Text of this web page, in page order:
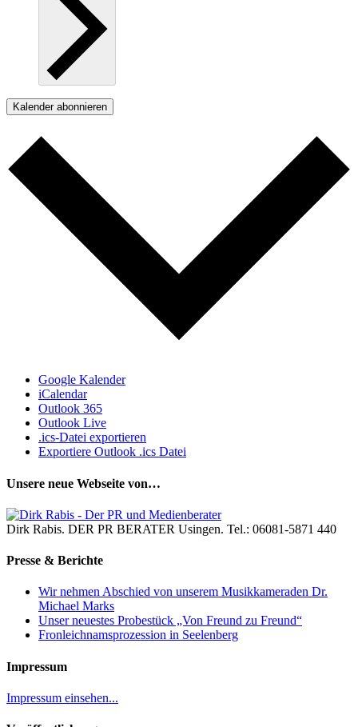
Kalender abonnieren
Google Kalender
iCalendar
Outlook 365
Outlook Live
.ics-Datei exportieren
Exportiere Outlook .ics Datei
Unsere neue Webseite von…
Dirk Rabis. DER PR BERATER Usingen. Tel.: 06081-5871 440
Presse & Berichte
Wir nehmen Abschied von unserem Musikkameraden Dr.
Michael Marks
Unser neuestes Probestück „Von Freund zu Freund“
Fronleichnamsprozession in Seelenberg
Impressum
Impressum einsehen...